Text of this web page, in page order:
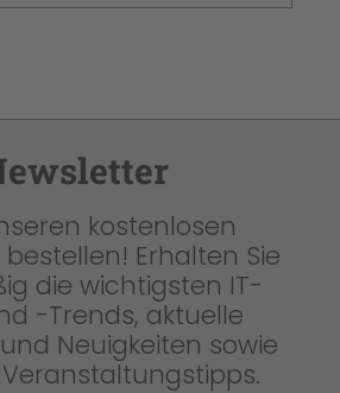
kostenlosen
Erhalten Sie
die wichtigsten IT-
-Trends, aktuelle
Neuigkeiten sowie
Veranstaltungstipps.